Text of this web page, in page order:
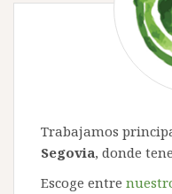
Trabajamos
Segovia, donde
Escoge entre